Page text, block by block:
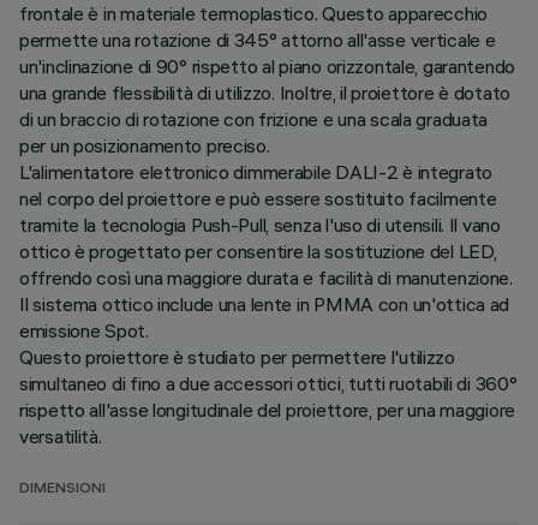
frontale è in materiale termoplastico. Questo apparecchio
permette una rotazione di 345° attorno all'asse verticale e
un'inclinazione di 90° rispetto al piano orizzontale, garantendo
una grande flessibilità di utilizzo. Inoltre, il proiettore è dotato
di un braccio di rotazione con frizione e una scala graduata
per un posizionamento preciso.
L'alimentatore elettronico dimmerabile DALI-2 è integrato
nel corpo del proiettore e può essere sostituito facilmente
tramite la tecnologia Push-Pull, senza l'uso di utensili. Il vano
ottico è progettato per consentire la sostituzione del LED,
offrendo così una maggiore durata e facilità di manutenzione.
Il sistema ottico include una lente in PMMA con un'ottica ad
emissione Spot.
Questo proiettore è studiato per permettere l'utilizzo
simultaneo di fino a due accessori ottici, tutti ruotabili di 360°
rispetto all'asse longitudinale del proiettore, per una maggiore
versatilità.
DIMENSIONI